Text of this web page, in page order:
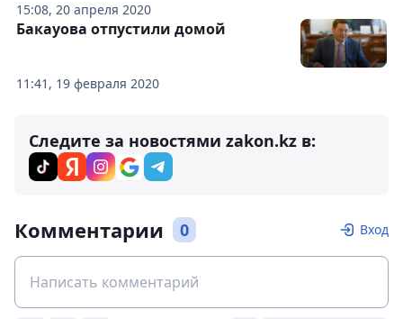
15:08, 20 апреля 2020
11:41, 19 февраля 2020
Бакауова отпустили домой
Следите за новостями zakon.kz в:
Комментарии 0 Вход